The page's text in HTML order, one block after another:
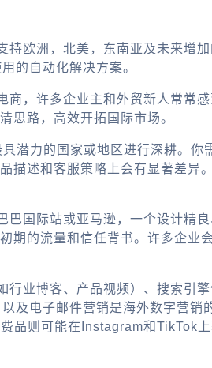
欧洲，北美，东南亚及未来增
的自动化解决方案。
商，许多企业主和外贸新人常常感
思路，高效开拓国际市场。
潜力的国家或地区进行深耕。你
描述和客服策略上会有显著差异
巴国际站或亚马逊，一个设计精
期的流量和信任背书。许多企业
行业博客、产品视频）、搜索引
及电子邮件营销是海外数字营销
品则可能在Instagram和TikTok上